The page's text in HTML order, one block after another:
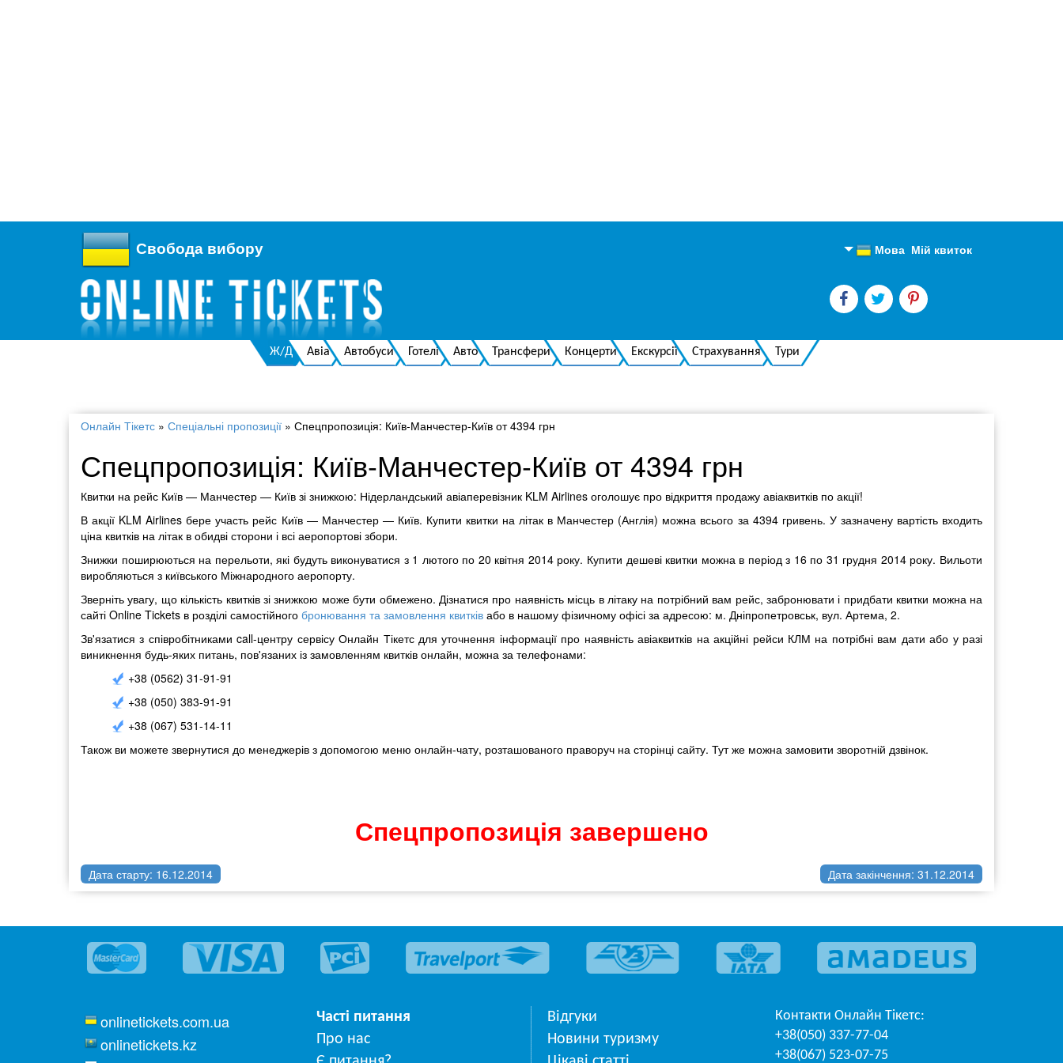
Мій квиток
Мова
Англійська
Свобода вибору
Ж/Д Авіа Автобуси Готелі Авто Трансфери Концерти Екскурсії Страхування Тури
Онлайн Тікетс » Спеціальні пропозиції » Спецпропозиція: Київ-Манчестер-Київ от 4394 грн
Спецпропозиція: Київ-Манчестер-Київ от 4394 грн
Квитки на рейс Київ — Манчестер — Київ зі знижкою: Нідерландський авіаперевізник KLM Airlines оголошує про відкриття продажу авіаквитків по акції!
В акції KLM Airlines бере участь рейс Київ — Манчестер — Київ. Купити квитки на літак в Манчестер (Англія) можна всього за 4394 гривень. У зазначену вартість входить
ціна квитків на літак в обидві сторони і всі аеропортові збори.
Знижки поширюються на перельоти, які будуть виконуватися з 1 лютого по 20 квітня 2014 року. Купити дешеві квитки можна в період з 16 по 31 грудня 2014 року. Вильоти
виробляються з київського Міжнародного аеропорту.
Зверніть увагу, що кількість квитків зі знижкою може бути обмежено. Дізнатися про наявність місць в літаку на потрібний вам рейс, забронювати і придбати квитки можна на
сайті Online Tickets в розділі самостійного бронювання та замовлення квитків або в нашому фізичному офісі за адресою: м. Дніпропетровськ, вул. Артема, 2.
Зв'язатися з співробітниками call-центру сервісу Онлайн Тікетс для уточнення інформації про наявність авіаквитків на акційні рейси КЛМ на потрібні вам дати або у разі
виникнення будь-яких питань, пов'язаних із замовленням квитків онлайн, можна за телефонами:
+38 (0562) 31-91-91
+38 (050) 383-91-91
+38 (067) 531-14-11
Також ви можете звернутися до менеджерів з допомогою меню онлайн-чату, розташованого праворуч на сторінці сайту. Тут же можна замовити зворотній дзвінок.
Спецпропозиція завершено
Дата старту: 16.12.2014 Дата закінчення: 31.12.2014
onlinetickets.com.ua
onlinetickets.kz
Часті питання
Про нас
Відгуки
Новини туризму
Контакти Онлайн Тікетс:
+38(050) 337-77-04
+38(067) 523-07-75